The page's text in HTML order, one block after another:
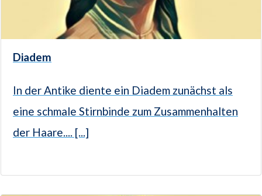
Diadem
In der Antike diente ein Diadem zunächst als
eine schmale Stirnbinde zum Zusammenhalten
der Haare.... [...]